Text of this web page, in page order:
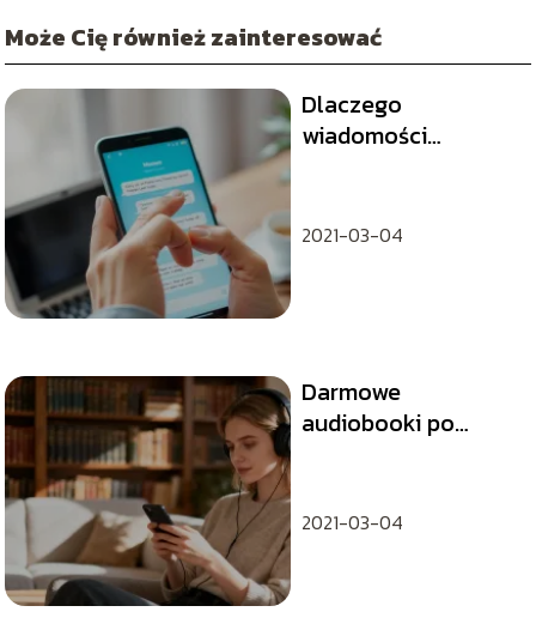
Może Cię również zainteresować
Dlaczego
wiadomości
Messenger?
2021-03-04
Darmowe
audiobooki po
wersje?
2021-03-04